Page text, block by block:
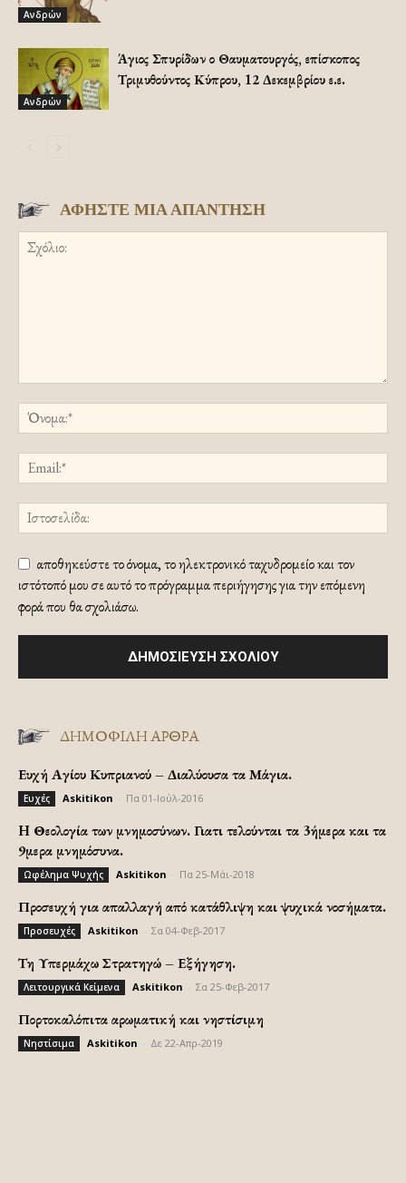
Ανδρών
Ανδρών
Άγιος Σπυρίδων ο Θαυματουργός, επίσκοπος
Τριμυθούντος Κύπρου, 12 Δεκεμβρίου ε.ε.
ΑΦΗΣΤΕ ΜΙΑ ΑΠΑΝΤΗΣΗ
αποθηκεύστε το όνομα, το ηλεκτρονικό ταχυδρομείο και τον
ιστότοπό μου σε αυτό το πρόγραμμα περιήγησης για την επόμενη
φορά που θα σχολιάσω.
ΔΗΜΟΦΙΛΗ ΑΡΘΡΑ
Ευχή Αγίου Κυπριανού – Διαλύουσα τα Μάγια.
Ευχές Askitikon Πα 01-Ιούλ-2016
H Θεολογία των μνημοσύνων. Γιατι τελούνται τα 3ήμερα και τα
9μερα μνημόσυνα.
Ωφέλημα Ψυχής Askitikon Πα 25-Μάι-2018
Προσευχή για απαλλαγή από κατάθλιψη και ψυχικά νοσήματα.
Προσευχές Askitikon Σα 04-Φεβ-2017
Τη Υπερμάχω Στρατηγώ – Εξήγηση.
Λειτουργικά Κείμενα Askitikon Σα 25-Φεβ-2017
Πορτοκαλόπιτα αρωματική και νηστίσιμη
Νηστίσιμα Askitikon Δε 22-Απρ-2019